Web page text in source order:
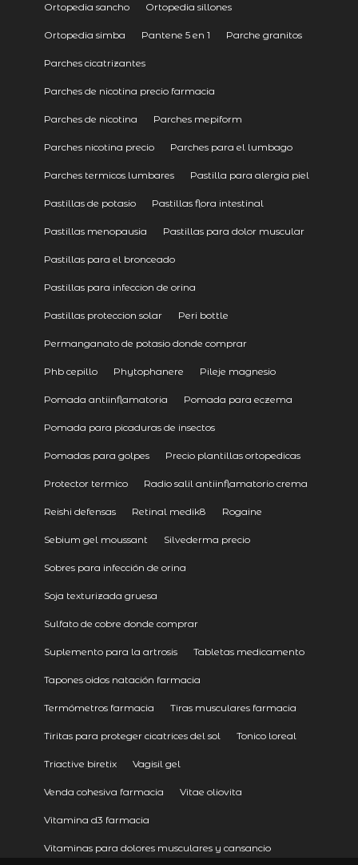
Ortopedia sancho Ortopedia sillones
Ortopedia simba Pantene 5 en 1 Parche granitos
Parches cicatrizantes
Parches de nicotina precio farmacia
Parches de nicotina Parches mepiform
Parches nicotina precio Parches para el lumbago
Parches termicos lumbares Pastilla para alergia piel
Pastillas de potasio Pastillas flora intestinal
Pastillas menopausia Pastillas para dolor muscular
Pastillas para el bronceado
Pastillas para infeccion de orina
Pastillas proteccion solar Peri bottle
Permanganato de potasio donde comprar
Phb cepillo Phytophanere Pileje magnesio
Pomada antiinflamatoria Pomada para eczema
Pomada para picaduras de insectos
Pomadas para golpes Precio plantillas ortopedicas
Protector termico Radio salil antiinflamatorio crema
Reishi defensas Retinal medik8 Rogaine
Sebium gel moussant Silvederma precio
Sobres para infección de orina
Soja texturizada gruesa
Sulfato de cobre donde comprar
Suplemento para la artrosis Tabletas medicamento
Tapones oidos natación farmacia
Termómetros farmacia Tiras musculares farmacia
Tiritas para proteger cicatrices del sol Tonico loreal
Triactive biretix Vagisil gel
Venda cohesiva farmacia Vitae oliovita
Vitamina d3 farmacia
Vitaminas para dolores musculares y cansancio